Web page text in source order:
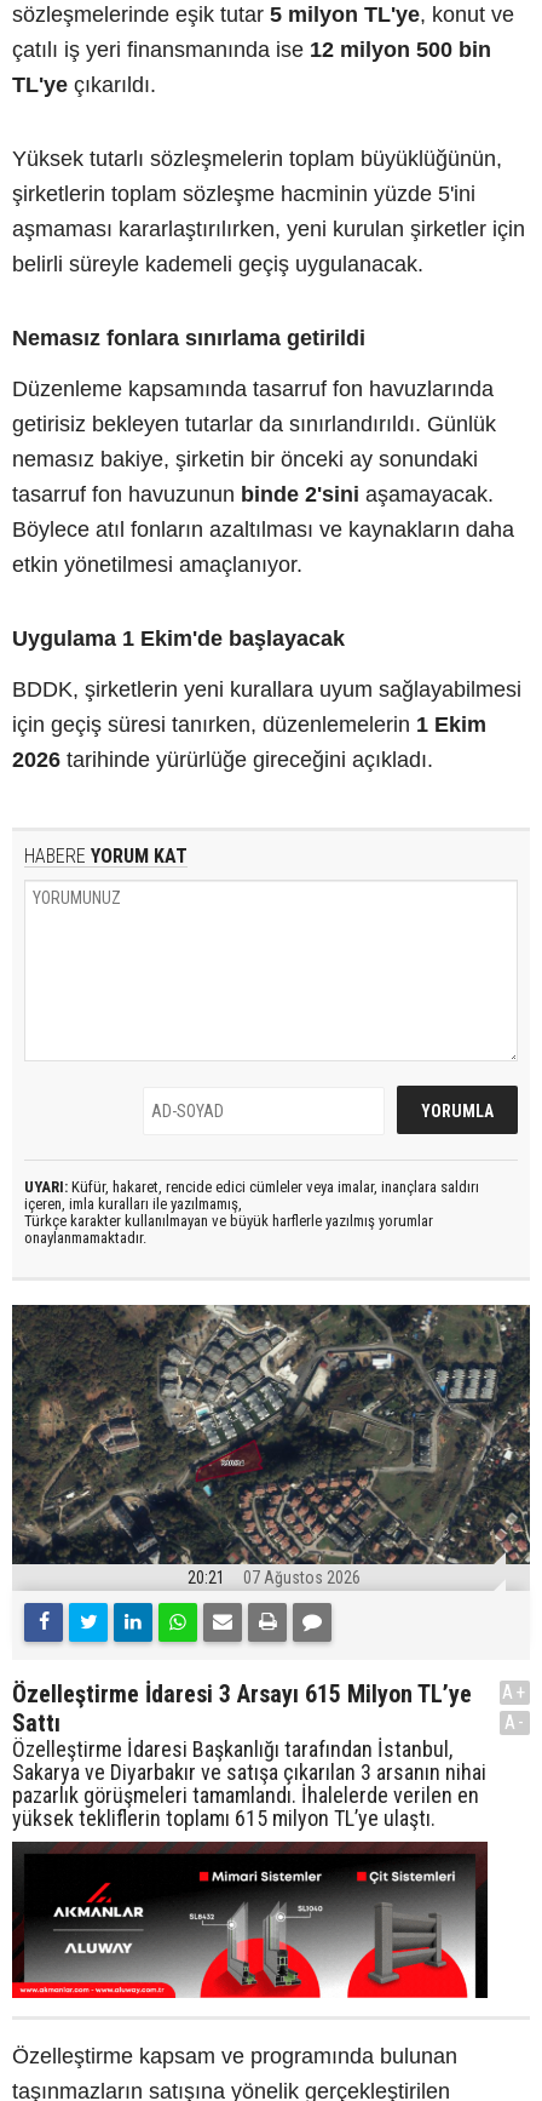
sözleşmelerinde eşik tutar 5 milyon TL'ye, konut ve
çatılı iş yeri finansmanında ise 12 milyon 500 bin
TL'ye çıkarıldı.
Yüksek tutarlı sözleşmelerin toplam büyüklüğünün,
şirketlerin toplam sözleşme hacminin yüzde 5'ini
aşmaması kararlaştırılırken, yeni kurulan şirketler için
belirli süreyle kademeli geçiş uygulanacak.
Nemasız fonlara sınırlama getirildi
Düzenleme kapsamında tasarruf fon havuzlarında
getirisiz bekleyen tutarlar da sınırlandırıldı. Günlük
nemasız bakiye, şirketin bir önceki ay sonundaki
tasarruf fon havuzunun binde 2'sini aşamayacak.
Böylece atıl fonların azaltılması ve kaynakların daha
etkin yönetilmesi amaçlanıyor.
Uygulama 1 Ekim'de başlayacak
BDDK, şirketlerin yeni kurallara uyum sağlayabilmesi
için geçiş süresi tanırken, düzenlemelerin 1 Ekim
2026 tarihinde yürürlüğe gireceğini açıkladı.
HABERE YORUM KAT
UYARI: Küfür, hakaret, rencide edici cümleler veya imalar, inançlara saldırı
içeren, imla kuralları ile yazılmamış,
Türkçe karakter kullanılmayan ve büyük harflerle yazılmış yorumlar
onaylanmamaktadır.
20:21 07 Ağustos 2026
Özelleştirme İdaresi 3 Arsayı 615 Milyon TL’ye
Sattı
Özelleştirme İdaresi Başkanlığı tarafından İstanbul,
Sakarya ve Diyarbakır ve satışa çıkarılan 3 arsanın nihai
pazarlık görüşmeleri tamamlandı. İhalelerde verilen en
yüksek tekliflerin toplamı 615 milyon TL’ye ulaştı.
A+
A-
Özelleştirme kapsam ve programında bulunan
taşınmazların satışına yönelik gerçekleştirilen